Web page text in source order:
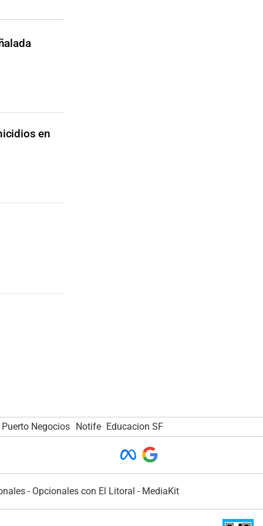
en
Puerto Negocios Notife Educacion SF
- Opcionales con El Litoral - MediaKit